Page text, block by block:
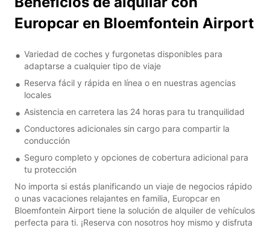
Europcar en Bloemfontein Airport
Variedad de coches y furgonetas disponibles para
adaptarse a cualquier tipo de viaje
Reserva fácil y rápida en línea o en nuestras agencias
locales
Asistencia en carretera las 24 horas para tu tranquilidad
Conductores adicionales sin cargo para compartir la
conducción
Seguro completo y opciones de cobertura adicional para
tu protección
No importa si estás planificando un viaje de negocios rápido
o unas vacaciones relajantes en familia, Europcar en
Bloemfontein Airport tiene la solución de alquiler de vehículos
perfecta para ti. ¡Reserva con nosotros hoy mismo y disfruta